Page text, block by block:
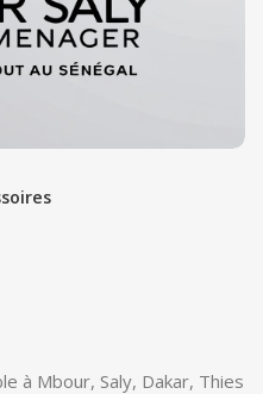
à Mbour, Saly, Dakar, Thies